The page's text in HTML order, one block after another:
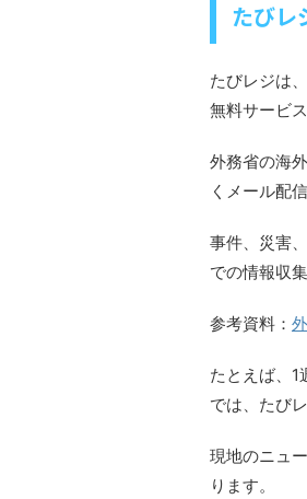
たびレ
たびレジは
無料サービス
外務省の海
くメール配
事件、災害
での情報収
参考資料：
たとえば、1
では、たび
現地のニュ
ります。